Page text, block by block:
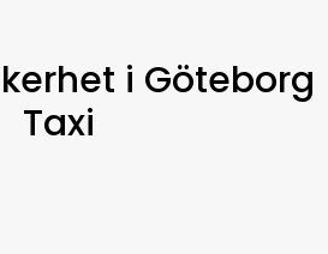
i Göteborg
Taxi